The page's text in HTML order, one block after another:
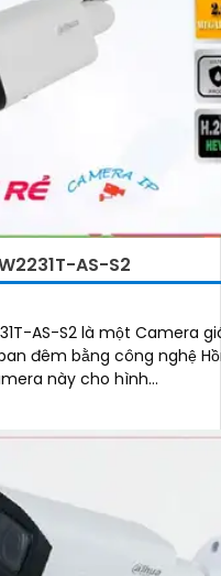
AS-S2
AS-S2 là một Camera
đêm bằng công nghệ
này cho hình...